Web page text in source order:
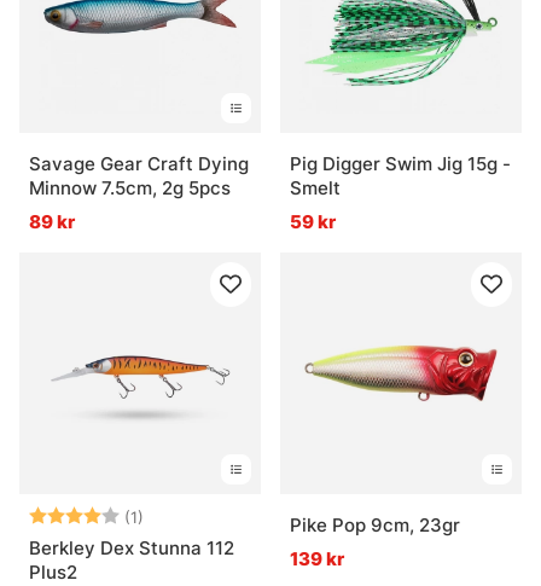
Savage Gear Craft Dying
Minnow 7.5cm, 2g 5pcs
89 kr
Pig Digger Swim Jig 15g -
Smelt
59 kr
Betyg: (1)
4.0 utav 5 stjärnor
Berkley Dex Stunna 112
Plus2
Pike Pop 9cm, 23gr
139 kr